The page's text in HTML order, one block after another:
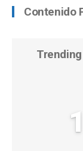
Contenido
Trending
1